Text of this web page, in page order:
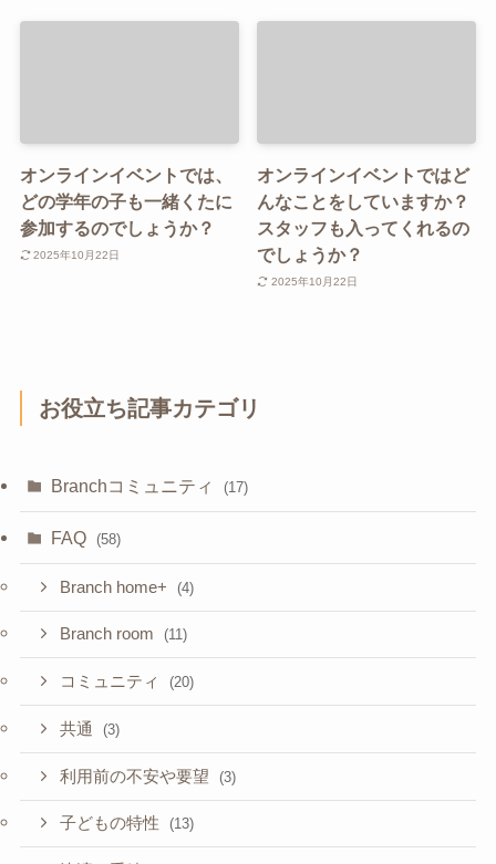
オンラインイベントでは、
どの学年の子も一緒くたに
参加するのでしょうか？
2025年10月22日
オンラインイベントではど
んなことをしていますか？
スタッフも入ってくれるの
でしょうか？
2025年10月22日
お役立ち記事カテゴリ
Branchコミュニティ (17)
FAQ (58)
Branch home+ (4)
Branch room (11)
コミュニティ (20)
共通 (3)
利用前の不安や要望 (3)
子どもの特性 (13)